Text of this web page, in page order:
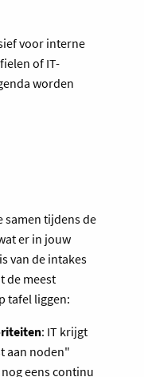
voor interne
of IT-
worden
samen tijdens de
er in jouw
van de intakes
de meest
tafel liggen:
: IT krijgt
aan noden"
eens continu